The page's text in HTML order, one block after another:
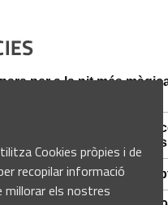
Cookies pròpies i de
recopilar informació
els nostres
per a la nit més
en valor el patrimoni
de peces històriques
de pluges fortes